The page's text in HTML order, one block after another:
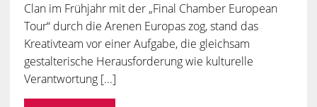
Clan im Frühjahr mit der „Final Chamber European
Tour“ durch die Arenen Europas zog, stand das
Kreativteam vor einer Aufgabe, die gleichsam
gestalterische Herausforderung wie kulturelle
Verantwortung [...]